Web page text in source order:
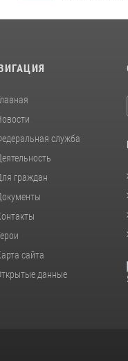
служба
граждан
сайта
данные